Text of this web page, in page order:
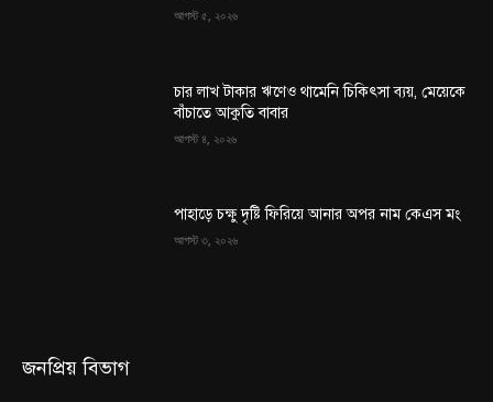
আগস্ট ৫, ২০২৬
চার লাখ টাকার ঋণেও থামেনি চিকিৎসা ব্যয়, মেয়েকে
বাঁচাতে আকুতি বাবার
আগস্ট ৪, ২০২৬
পাহাড়ে চক্ষু দৃষ্টি ফিরিয়ে আনার অপর নাম কেএস মং
আগস্ট ৩, ২০২৬
জনপ্রিয় বিভাগ